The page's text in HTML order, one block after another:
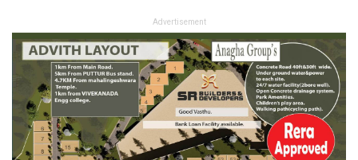
Advertisement